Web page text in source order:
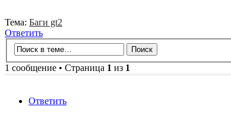
Тема: Баги gt2
Ответить
1 сообщение • Страница 1 из 1
Ответить